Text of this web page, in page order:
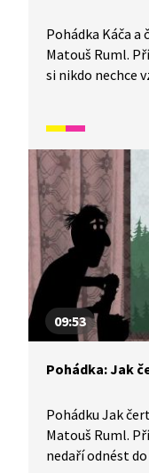
Pohádka Káča
Matouš Ruml.
si nikdo nechce
09:53
Pohádka: Jak
Pohádku Jak
Matouš Ruml.
nedaří odnést